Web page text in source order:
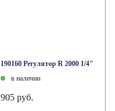
190160 Регулятор R 2000 1/4"
в наличии
905 руб.